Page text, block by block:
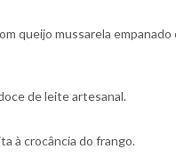
queijo mussarela
de leite artesanal.
à crocância do frango.